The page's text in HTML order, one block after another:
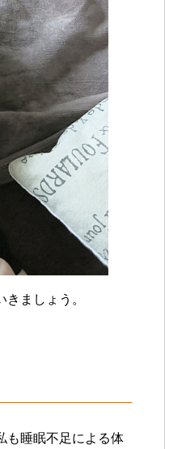
ましょう。
も睡眠不足による体